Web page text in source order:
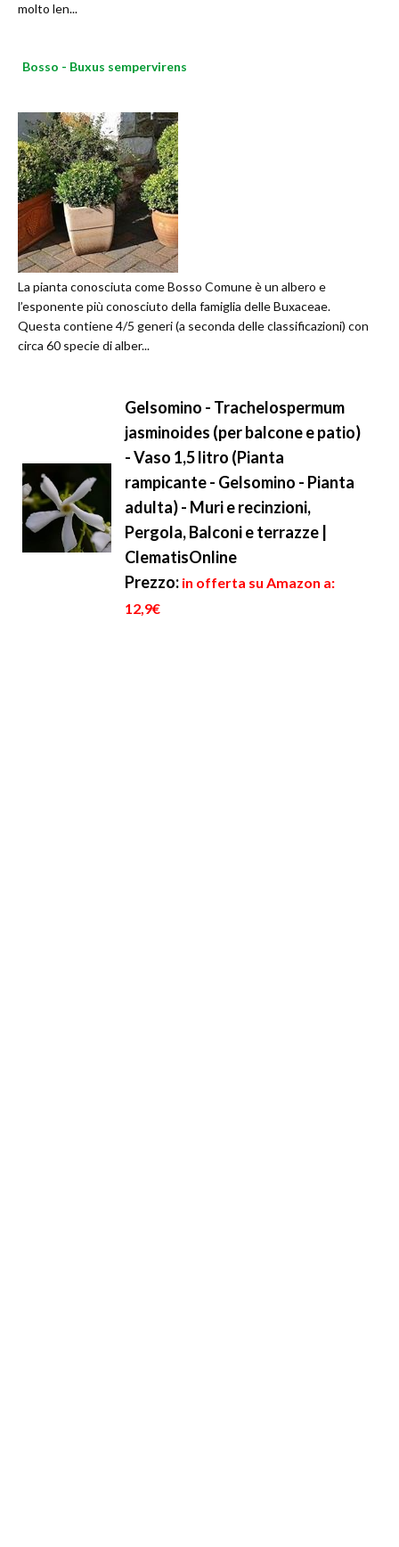
molto len...
Bosso - Buxus sempervirens
La pianta conosciuta come Bosso Comune è un albero e
l’esponente più conosciuto della famiglia delle Buxaceae.
Questa contiene 4/5 generi (a seconda delle classificazioni) con
circa 60 specie di alber...
Gelsomino - Trachelospermum
jasminoides (per balcone e patio)
- Vaso 1,5 litro (Pianta
rampicante - Gelsomino - Pianta
adulta) - Muri e recinzioni,
Pergola, Balconi e terrazze |
ClematisOnline
Prezzo: in offerta su Amazon a:
12,9€